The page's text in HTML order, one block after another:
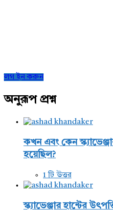
Sidebar
লগ ইন করুন
অনুরূপ প্রশ্ন
কখন এবং কেন
হয়েছিল?
1 টি উত্তর
স্ক্যাভেঞ্জার হান্টের